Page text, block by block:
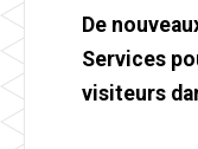
De
Services
visiteurs